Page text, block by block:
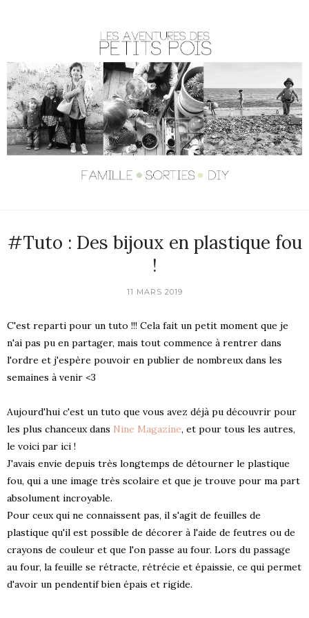
#Tuto : Des bijoux en plastique fou
!
11 MARS 2019
C'est reparti pour un tuto !!! Cela fait un petit moment que je
n'ai pas pu en partager, mais tout commence à rentrer dans
l'ordre et j'espère pouvoir en publier de nombreux dans les
semaines à venir <3
Aujourd'hui c'est un tuto que vous avez déjà pu découvrir pour
les plus chanceux dans Nine Magazine, et pour tous les autres,
le voici par ici !
J'avais envie depuis très longtemps de détourner le plastique
fou, qui a une image très scolaire et que je trouve pour ma part
absolument incroyable.
Pour ceux qui ne connaissent pas, il s'agit de feuilles de
plastique qu'il est possible de décorer à l'aide de feutres ou de
crayons de couleur et que l'on passe au four. Lors du passage
au four, la feuille se rétracte, rétrécie et épaissie, ce qui permet
d'avoir un pendentif bien épais et rigide.